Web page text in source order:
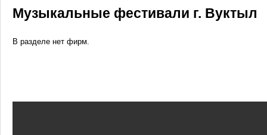
Музыкальные фестивали г. Вуктыл
В разделе нет фирм.